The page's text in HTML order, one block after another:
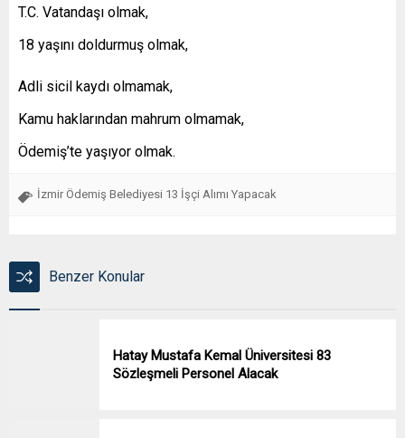
T.C. Vatandaşı olmak,
18 yaşını doldurmuş olmak,
Adli sicil kaydı olmamak,
Kamu haklarından mahrum olmamak,
Ödemiş’te yaşıyor olmak.
İzmir Ödemiş Belediyesi 13 İşçi Alımı Yapacak
Benzer Konular
Hatay Mustafa Kemal Üniversitesi 83
Sözleşmeli Personel Alacak